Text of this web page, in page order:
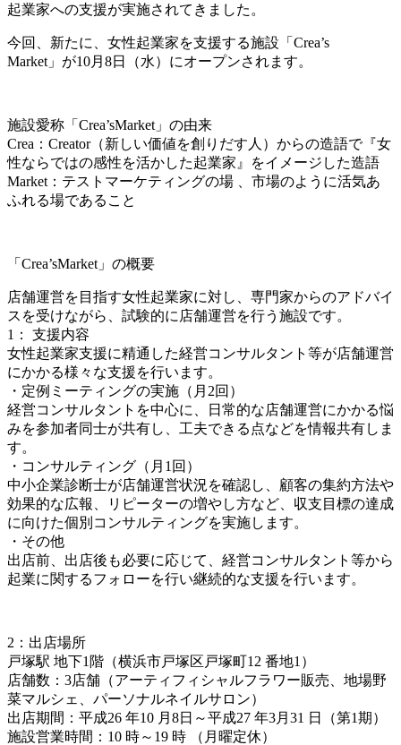
起業家への支援が実施されてきました。
今回、新たに、女性起業家を支援する施設「Crea’s
Market」が10月8日（水）にオープンされます。
施設愛称「Crea’sMarket」の由来
Crea：Creator（新しい価値を創りだす人）からの造語で『女
性ならではの感性を活かした起業家』をイメージした造語
Market：テストマーケティングの場 、市場のように活気あ
ふれる場であること
「Crea’sMarket」の概要
店舗運営を目指す女性起業家に対し、専門家からのアドバイ
スを受けながら、試験的に店舗運営を行う施設です。
1： 支援内容
女性起業家支援に精通した経営コンサルタント等が店舗運営
にかかる様々な支援を行います。
・定例ミーティングの実施（月2回）
経営コンサルタントを中心に、日常的な店舗運営にかかる悩
みを参加者同士が共有し、工夫できる点などを情報共有しま
す。
・コンサルティング（月1回）
中小企業診断士が店舗運営状況を確認し、顧客の集約方法や
効果的な広報、リピーターの増やし方など、収支目標の達成
に向けた個別コンサルティングを実施します。
・その他
出店前、出店後も必要に応じて、経営コンサルタント等から
起業に関するフォローを行い継続的な支援を行います。
2：出店場所
戸塚駅 地下1階（横浜市戸塚区戸塚町12 番地1）
店舗数：3店舗（アーティフィシャルフラワー販売、地場野
菜マルシェ、パーソナルネイルサロン）
出店期間：平成26 年10 月8日～平成27 年3月31 日（第1期）
施設営業時間：10 時～19 時 （月曜定休）